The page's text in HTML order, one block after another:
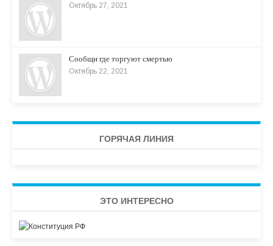
Октябрь 27, 2021
Сообщи где торгуют смертью
Октябрь 22, 2021
ГОРЯЧАЯ ЛИНИЯ
ЭТО ИНТЕРЕСНО